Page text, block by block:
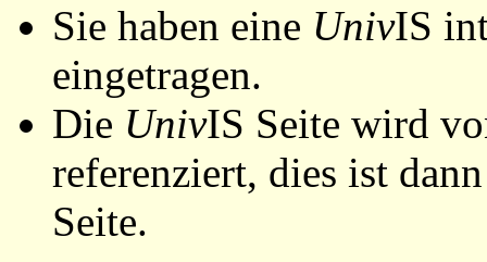
Sie haben eine UnivIS
eingetragen.
Die UnivIS Seite wird
referenziert, dies ist
Seite.